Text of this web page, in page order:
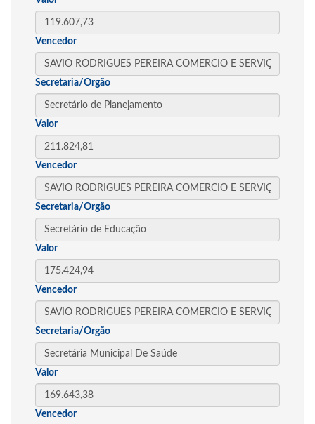
Vencedor
Secretaria/Orgão
Valor
Vencedor
Secretaria/Orgão
Valor
Vencedor
Secretaria/Orgão
Valor
Vencedor